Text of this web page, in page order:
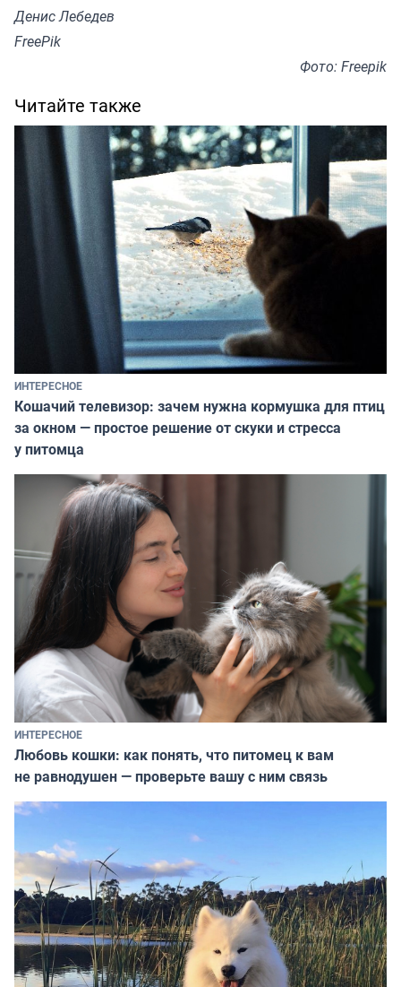
Денис Лебедев
FreePik
Фото: Freepik
Читайте также
ИНТЕРЕСНОЕ
Кошачий телевизор: зачем нужна кормушка для птиц
за окном — простое решение от скуки и стресса
у питомца
ИНТЕРЕСНОЕ
Любовь кошки: как понять, что питомец к вам
не равнодушен — проверьте вашу с ним связь